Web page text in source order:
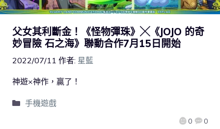
父女其利斷金！《怪物彈珠》╳《JOJO 的奇
妙冒險 石之海》聯動合作7月15日開始
2022/07/11 作者: 星藍
0 0
神遊×神作，贏了！
手機遊戲